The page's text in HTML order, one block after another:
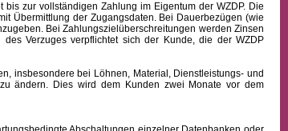
zur vollständigen Zahlung im Eigentum der WZDP. Die
Übermittlung der Zugangsdaten. Bei Dauerbezügen (wie
Bei Zahlungszielüberschreitungen werden Zinsen
Verzuges verpflichtet sich der Kunde, die der WZDP
insbesondere bei Löhnen, Material, Dienstleistungs- und
ändern. Dies wird dem Kunden zwei Monate vor dem